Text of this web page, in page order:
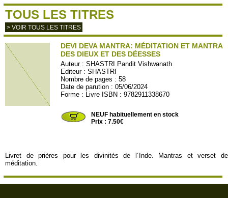
TOUS LES TITRES
> VOIR TOUS LES TITRES
DEVI DEVA MANTRA: MÉDITATION ET MANTRA
DES DIEUX ET DES DÉESSES
Auteur :SHASTRI Pandit Vishwanath
Editeur :SHASTRI
Nombre de pages : 58
Date de parution : 05/06/2024
Forme : Livre ISBN : 9782911338670
NEUF habituellement en stock
Prix : 7.50€
Livret de prières pour les divinités de l´Inde. Mantras et verset de
méditation.